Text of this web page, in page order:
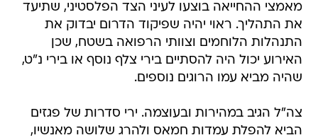
מאמצי ההחייאה בוצעו לעיני הצד הפלסטיני, שתיעד
את התהליך. ראוי יהיה שפיקוד הדרום יבדוק את
התנהלות הלוחמים וצוותי הרפואה בשטח, שכן
האירוע יכול היה להסתיים בירי צלף נוסף או בירי נ"ט,
שהיה מביא עמו הרוגים נוספים.
צה"ל הגיב במהירות ובעוצמה. ירי סדרות של פגזים
הביא להפלת עמדות חמאס ולהרג שלושה מאנשיו,